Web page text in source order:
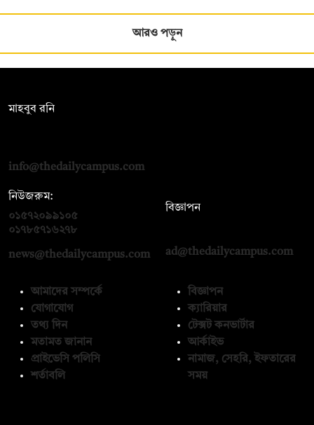
আরও পড়ুন
মাহবুব রনি
info@thedailycampus.com
নিউজরুম:
০১৫৭২০৯৯১০৫
০১৭৮৫৭১৬২৭৮
news@thedailycampus.com
বিজ্ঞাপন
ad@thedailycampus.com
আমাদের সম্পর্কে
যোগাযোগ
তথ্য দিন
মতামত জানান
প্রাইভেসি পলিসি
শর্তাবলি
বিজ্ঞাপন
ক্যারিয়ার
টেক্সট কনভার্টার
আর্কাইভ
নামাজ, সেহরি, ইফতারের
সময়